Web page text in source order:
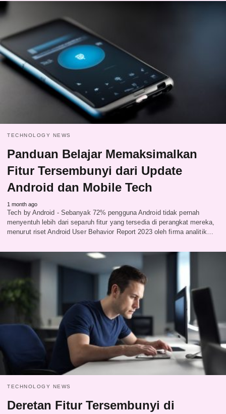
TECHNOLOGY NEWS
Panduan Belajar Memaksimalkan
Fitur Tersembunyi dari Update
Android dan Mobile Tech
1 month ago
Tech by Android - Sebanyak 72% pengguna Android tidak pernah
menyentuh lebih dari separuh fitur yang tersedia di perangkat mereka,
menurut riset Android User Behavior Report 2023 oleh firma analitik…
TECHNOLOGY NEWS
Deretan Fitur Tersembunyi di